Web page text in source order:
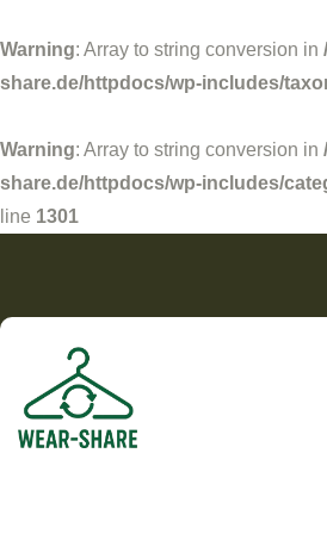
Warning: Array to string conversion in
share.de/httpdocs/wp-includes/
Warning: Array to string conversion in
share.de/httpdocs/wp-includes/
line 1301